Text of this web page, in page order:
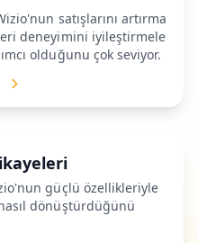
satışlarını artırma
deneyimini iyileştirmele
olduğunu çok seviyor.
güçlü özellikleriyle
dönüştürdüğünü